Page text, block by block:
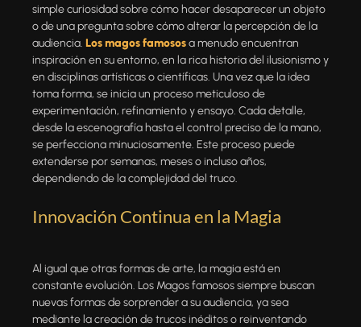
simple curiosidad sobre cómo hacer desaparecer un objeto
o de una pregunta sobre cómo alterar la percepción de la
audiencia. Los magos famososa menudo encuentran
inspiración en su entorno, en la rica historia del ilusionismo y
en disciplinas artísticas o científicas. Una vez que la idea
toma forma, se inicia un proceso meticuloso de
experimentación, refinamiento y ensayo. Cada detalle,
desde la escenografía hasta el control preciso de la mano,
se perfecciona minuciosamente. Este proceso puede
extenderse por semanas, meses o incluso años,
dependiendo de la complejidad del truco.
Innovación Continua en la Magia
Al igual que otras formas de arte, la magia está en
constante evolución. Los Magos famosos siempre buscan
nuevas formas de sorprender a su audiencia, ya sea
mediante la creación de trucos inéditos o reinventando